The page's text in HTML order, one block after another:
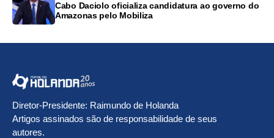
Cabo Daciolo oficializa candidatura ao governo do
Amazonas pelo Mobiliza
Diretor-Presidente: Raimundo de Holanda
Artigos assinados são de responsabilidade de seus
autores.